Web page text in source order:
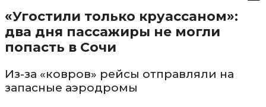
«Угостили только круассаном»:
два дня пассажиры не могли
попасть в Сочи
Из-за «ковров» рейсы отправляли на
запасные аэродромы